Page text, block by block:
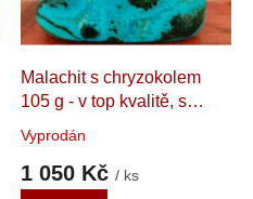
Malachit s chryzokolem
105 g - v top kvalitě, s
stranách, čistý bez horniny
"Kámen splněných přání".
Vyprodán
1 050 Kč / ks